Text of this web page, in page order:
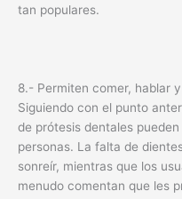
tan populares.
8.- Permiten comer, hablar
Siguiendo con el punto
de prótesis dentales
personas. La falta de
sonreír, mientras que los
menudo comentan que les